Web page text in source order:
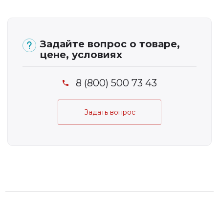
Задайте вопрос о товаре,
цене, условиях
8 (800) 500 73 43
Задать вопрос